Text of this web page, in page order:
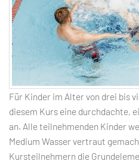
Für Kinder im Alter von drei bis
diesem Kurs eine durchdachte,
an. Alle teilnehmenden Kinder
Medium Wasser vertraut
Kursteilnehmern die